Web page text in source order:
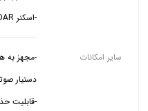
-اسکنر LiDAR
سایر امکانات
-قابلیت